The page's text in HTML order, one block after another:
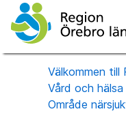
Välkommen till
Vård och hälsa
Område